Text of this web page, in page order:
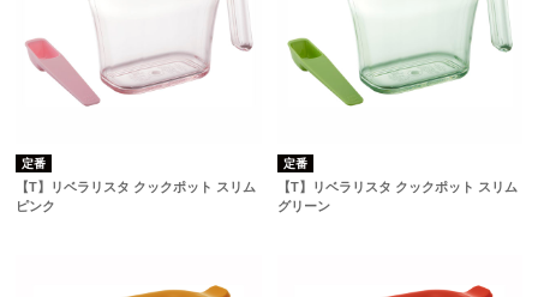
定番
【T】リベラリスタ クックポット スリム
ピンク
定番
【T】リベラリスタ クックポット スリム
グリーン